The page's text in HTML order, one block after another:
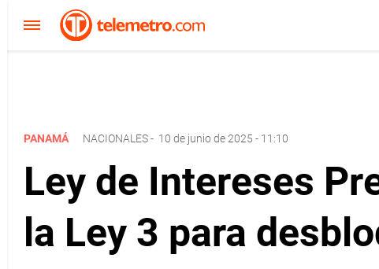
PANAMÁ NACIONALES- 10 de junio de 2025 - 11:10
Ley de Intereses
la Ley 3 para